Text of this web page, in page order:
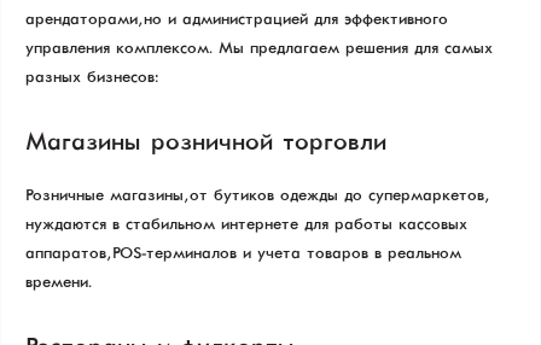
арендаторами, но и администрацией для эффективного
управления комплексом. Мы предлагаем решения для самых
разных бизнесов:
Магазины розничной торговли
Розничные магазины, от бутиков одежды до супермаркетов,
нуждаются в стабильном интернете для работы кассовых
аппаратов, POS-терминалов и учета товаров в реальном
времени.